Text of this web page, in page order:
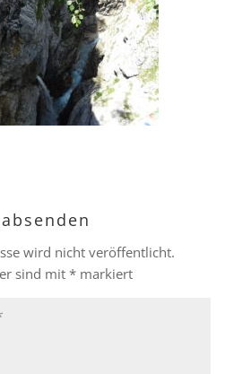
wird nicht veröffentlicht.
sind mit *markiert